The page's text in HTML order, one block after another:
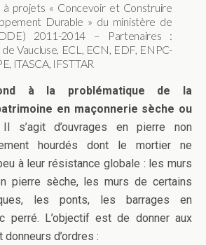
à projets « Concevoir et Construire
Durable » du ministère de
2011-2014 – Partenaires :
Vaucluse, ECL, ECN, EDF, ENPC-
ITASCA, IFSTTAR
à la problématique de la
en maçonnerie sèche ou
Il s’agit d’ouvrages en pierre non
hourdés dont le mortier ne
à leur résistance globale : les murs
pierre sèche, les murs de certains
les ponts, les barrages en
perré. L’objectif est de donner aux
donneurs d’ordres :